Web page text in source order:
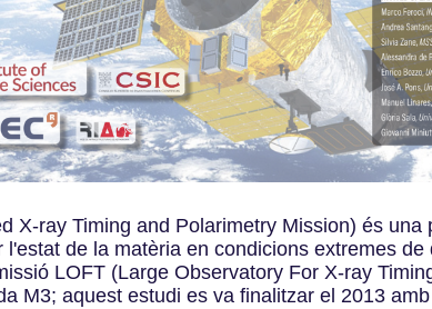
X-ray Timing and Polarimetry Mission) és
de la matèria en condicions extremes
LOFT (Large Observatory For X-ray
M3; aquest estudi es va finalitzar el 2013